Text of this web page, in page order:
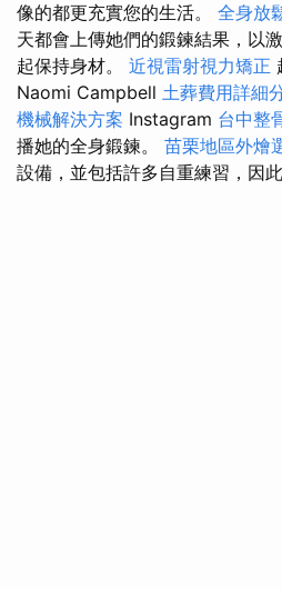
像的都更充實您的生活。 全身放
天都會上傳她們的鍛鍊結果，以
起保持身材。 近視雷射視力矯正
Naomi Campbell 土葬費用詳細
機械解決方案 Instagram 台中整
播她的全身鍛鍊。 苗栗地區外燴
設備，並包括許多自重練習，因